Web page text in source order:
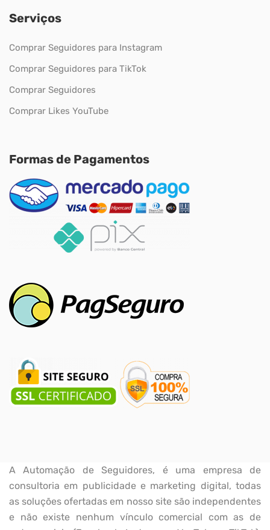
Serviços
Comprar Seguidores para Instagram
Comprar Seguidores para TikTok
Comprar Seguidores
Comprar Likes YouTube
Formas de Pagamentos
A Automação de Seguidores, é uma empresa de
consultoria em publicidade e marketing digital, todas
as soluções ofertadas em nosso site são independentes
e não existe nenhum vínculo comercial com as de